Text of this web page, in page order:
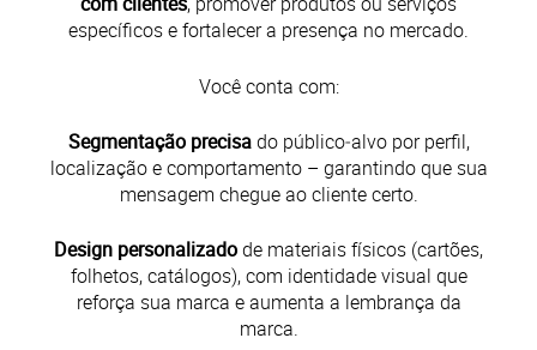
específicos e fortalecer a presença no mercado.​
Você conta com:
Segmentação precisado público‑alvo por perfil,
localização e comportamento – garantindo que sua
mensagem chegue ao cliente certo.
Design personalizadode materiais físicos (cartões,
folhetos, catálogos), com identidade visual que
reforça sua marca e aumenta a lembrança da
marca.